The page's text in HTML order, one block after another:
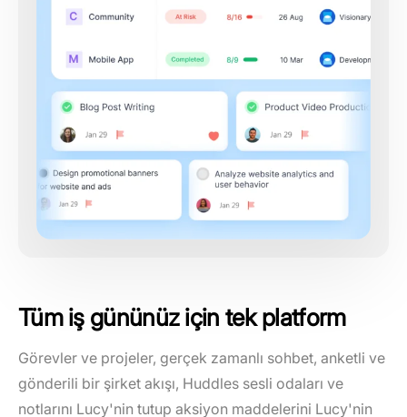
Tüm iş gününüz için tek platform
Görevler ve projeler, gerçek zamanlı sohbet, anketli ve
gönderili bir şirket akışı, Huddles sesli odaları ve
notlarını Lucy'nin tutup aksiyon maddelerini Lucy'nin